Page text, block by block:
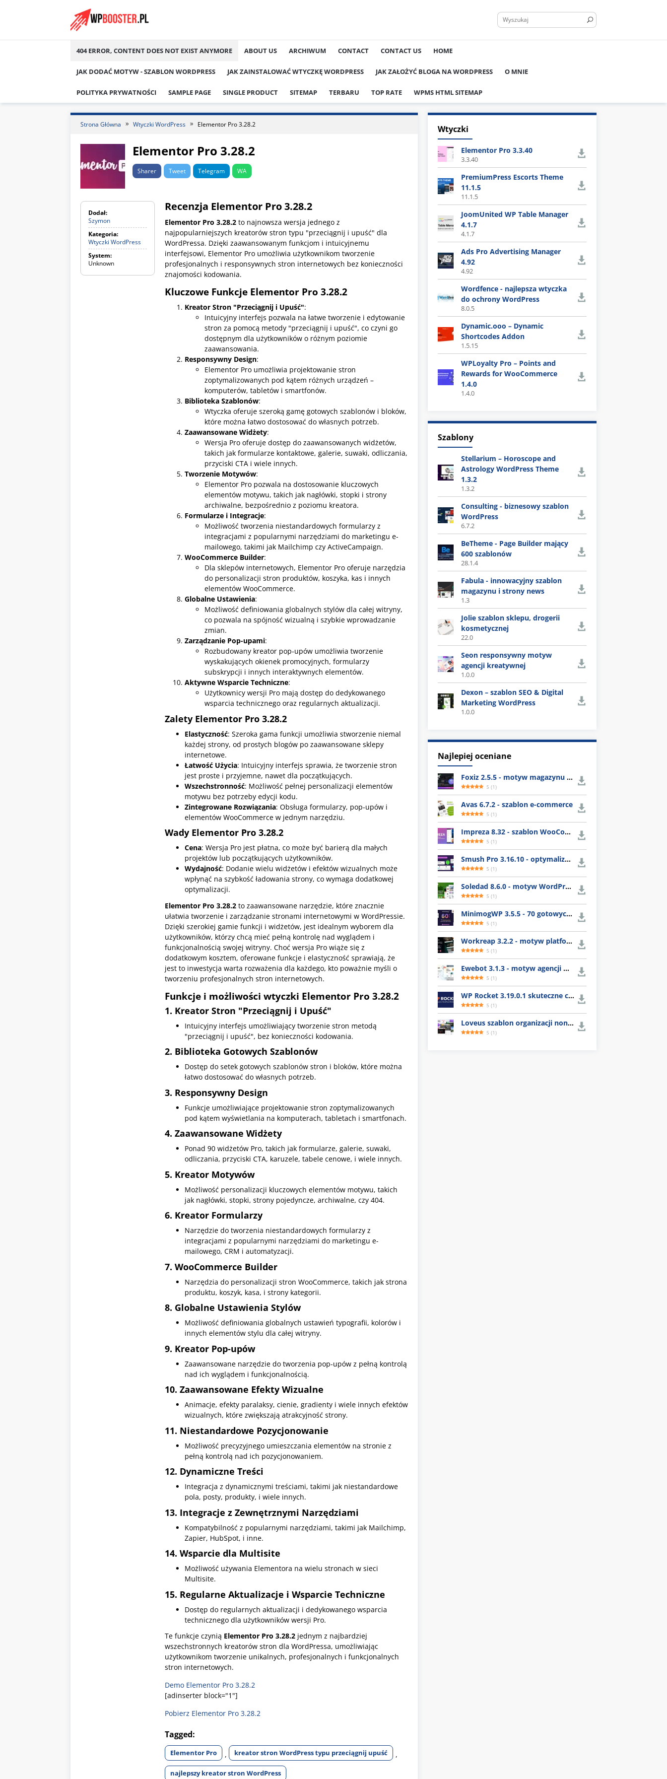
404 ERROR, CONTENT DOES NOT EXIST ANYMORE ABOUT US ARCHIWUM CONTACT CONTACT US HOME
JAK DODAĆ MOTYW - SZABLON WORDPRESS JAK ZAINSTALOWAĆ WTYCZKĘ WORDPRESS JAK ZAŁOŻYĆ BLOGA NA WORDPRESS O MNIE
POLITYKA PRYWATNOŚCI SAMPLE PAGE SINGLE PRODUCT SITEMAP TERBARU TOP RATE WPMS HTML SITEMAP
Strona Główna Wtyczki WordPress Elementor Pro 3.28.2
Elementor Pro 3.28.2
Sharer Tweet Telegram WA
Dodał:
Szymon
Kategoria:
Wtyczki WordPress
t
z
System:
Unknown
Recenzja Elementor Pro 3.28.2
Elementor Pro 3.28.2 to najnowsza wersja jednego z
najpopularniejszych kreatorów stron typu "przeciągnij i upuść" dla
WordPressa. Dzięki zaawansowanym funkcjom i intuicyjnemu
interfejsowi, Elementor Pro umożliwia użytkownikom tworzenie
profesjonalnych i responsywnych stron internetowych bez konieczności
znajomości kodowania.
Kluczowe Funkcje Elementor Pro 3.28.2
Kreator Stron "Przeciągnij i Upuść":
Intuicyjny interfejs pozwala na łatwe tworzenie i edytowanie
stron za pomocą metody "przeciągnij i upuść", co czyni go
dostępnym dla użytkowników o różnym poziomie
zaawansowania.
Responsywny Design:
Elementor Pro umożliwia projektowanie stron
zoptymalizowanych pod kątem różnych urządzeń –
komputerów, tabletów i smartfonów.
Biblioteka Szablonów:
Wtyczka oferuje szeroką gamę gotowych szablonów i bloków,
które można łatwo dostosować do własnych potrzeb.
Zaawansowane Widżety:
Wersja Pro oferuje dostęp do zaawansowanych widżetów,
takich jak formularze kontaktowe, galerie, suwaki, odliczania,
przyciski CTA i wiele innych.
Tworzenie Motywów:
Elementor Pro pozwala na dostosowanie kluczowych
elementów motywu, takich jak nagłówki, stopki i strony
archiwalne, bezpośrednio z poziomu kreatora.
Formularze i Integracje:
Możliwość tworzenia niestandardowych formularzy z
integracjami z popularnymi narzędziami do marketingu e-
mailowego, takimi jak Mailchimp czy ActiveCampaign.
WooCommerce Builder:
Dla sklepów internetowych, Elementor Pro oferuje narzędzia
do personalizacji stron produktów, koszyka, kas i innych
elementów WooCommerce.
Globalne Ustawienia:
Możliwość definiowania globalnych stylów dla całej witryny,
co pozwala na spójność wizualną i szybkie wprowadzanie
zmian.
Zarządzanie Pop-upami:
Rozbudowany kreator pop-upów umożliwia tworzenie
wyskakujących okienek promocyjnych, formularzy
subskrypcji i innych interaktywnych elementów.
Aktywne Wsparcie Techniczne:
Użytkownicy wersji Pro mają dostęp do dedykowanego
wsparcia technicznego oraz regularnych aktualizacji.
Zalety Elementor Pro 3.28.2
Elastyczność: Szeroka gama funkcji umożliwia stworzenie niemal
każdej strony, od prostych blogów po zaawansowane sklepy
internetowe.
Łatwość Użycia: Intuicyjny interfejs sprawia, że tworzenie stron
jest proste i przyjemne, nawet dla początkujących.
Wszechstronność: Możliwość pełnej personalizacji elementów
motywu bez potrzeby edycji kodu.
Zintegrowane Rozwiązania: Obsługa formularzy, pop-upów i
elementów WooCommerce w jednym narzędziu.
Wady Elementor Pro 3.28.2
Cena: Wersja Pro jest płatna, co może być barierą dla małych
projektów lub początkujących użytkowników.
Wydajność: Dodanie wielu widżetów i efektów wizualnych może
wpłynąć na szybkość ładowania strony, co wymaga dodatkowej
optymalizacji.
Elementor Pro 3.28.2 to zaawansowane narzędzie, które znacznie
ułatwia tworzenie i zarządzanie stronami internetowymi w WordPressie.
Dzięki szerokiej gamie funkcji i widżetów, jest idealnym wyborem dla
użytkowników, którzy chcą mieć pełną kontrolę nad wyglądem i
funkcjonalnością swojej witryny. Choć wersja Pro wiąże się z
dodatkowym kosztem, oferowane funkcje i elastyczność sprawiają, że
jest to inwestycja warta rozważenia dla każdego, kto poważnie myśli o
tworzeniu profesjonalnych stron internetowych.
Funkcje i możliwości wtyczki Elementor Pro 3.28.2
1. Kreator Stron "Przeciągnij i Upuść"
Intuicyjny interfejs umożliwiający tworzenie stron metodą
"przeciągnij i upuść", bez konieczności kodowania.
2. Biblioteka Gotowych Szablonów
Dostęp do setek gotowych szablonów stron i bloków, które można
łatwo dostosować do własnych potrzeb.
3. Responsywny Design
Funkcje umożliwiające projektowanie stron zoptymalizowanych
pod kątem wyświetlania na komputerach, tabletach i smartfonach.
4. Zaawansowane Widżety
Ponad 90 widżetów Pro, takich jak formularze, galerie, suwaki,
odliczania, przyciski CTA, karuzele, tabele cenowe, i wiele innych.
5. Kreator Motywów
Możliwość personalizacji kluczowych elementów motywu, takich
jak nagłówki, stopki, strony pojedyncze, archiwalne, czy 404.
6. Kreator Formularzy
Narzędzie do tworzenia niestandardowych formularzy z
integracjami z popularnymi narzędziami do marketingu e-
mailowego, CRM i automatyzacji.
7. WooCommerce Builder
Narzędzia do personalizacji stron WooCommerce, takich jak strona
produktu, koszyk, kasa, i strony kategorii.
8. Globalne Ustawienia Stylów
Możliwość definiowania globalnych ustawień typografii, kolorów i
innych elementów stylu dla całej witryny.
9. Kreator Pop-upów
Zaawansowane narzędzie do tworzenia pop-upów z pełną kontrolą
nad ich wyglądem i funkcjonalnością.
10. Zaawansowane Efekty Wizualne
Animacje, efekty paralaksy, cienie, gradienty i wiele innych efektów
wizualnych, które zwiększają atrakcyjność strony.
11. Niestandardowe Pozycjonowanie
Możliwość precyzyjnego umieszczania elementów na stronie z
pełną kontrolą nad ich pozycjonowaniem.
12. Dynamiczne Treści
Integracja z dynamicznymi treściami, takimi jak niestandardowe
pola, posty, produkty, i wiele innych.
13. Integracje z Zewnętrznymi Narzędziami
Kompatybilność z popularnymi narzędziami, takimi jak Mailchimp,
Zapier, HubSpot, i inne.
14. Wsparcie dla Multisite
Możliwość używania Elementora na wielu stronach w sieci
Multisite.
15. Regularne Aktualizacje i Wsparcie Techniczne
Dostęp do regularnych aktualizacji i dedykowanego wsparcia
technicznego dla użytkowników wersji Pro.
Te funkcje czynią Elementor Pro 3.28.2 jednym z najbardziej
wszechstronnych kreatorów stron dla WordPressa, umożliwiając
użytkownikom tworzenie unikalnych, profesjonalnych i funkcjonalnych
stron internetowych.
Demo Elementor Pro 3.28.2
[adinserter block="1"]
Pobierz Elementor Pro 3.28.2
Tagged:
Elementor Pro , kreator stron WordPress typu przeciągnij upuść ,
najlepszy kreator stron WordPress
Wtyczki
Elementor Pro 3.3.40
3.3.40
PremiumPress Escorts Theme
11.1.5
11.1.5
JoomUnited WP Table Manager
4.1.7
4.1.7
Ads Pro Advertising Manager
4.92
4.92
Wordfence - najlepsza wtyczka
do ochrony WordPress
8.0.5
Dynamic.ooo – Dynamic
Shortcodes Addon
1.5.15
WPLoyalty Pro – Points and
Rewards for WooCommerce
1.4.0
1.4.0
Szablony
Stellarium – Horoscope and
Astrology WordPress Theme
1.3.2
1.3.2
Consulting - biznesowy szablon
WordPress
6.7.2
BeTheme - Page Builder mający
600 szablonów
28.1.4
Fabula - innowacyjny szablon
magazynu i strony news
1.3
Jolie szablon sklepu, drogerii
kosmetycznej
22.0
Seon responsywny motyw
agencji kreatywnej
1.0.0
Dexon – szablon SEO & Digital
Marketing WordPress
1.0.0
Najlepiej oceniane
Foxiz 2.5.5 - motyw magazynu WordPress
5 (1)
Avas 6.7.2 - szablon e-commerce
5 (1)
Impreza 8.32 - szablon WooCommerce
5 (1)
Smush Pro 3.16.10 - optymalizacja obrazów WordPress
5 (1)
Soledad 8.6.0 - motyw WordPress z gotowymi układami
5 (1)
MinimogWP 3.5.5 - 70 gotowych szablonów e-commerce
5 (1)
Workreap 3.2.2 - motyw platformy dla freelancerów
5 (1)
Ewebot 3.1.3 - motyw agencji marketingowej
5 (1)
WP Rocket 3.19.0.1 skuteczne czyszczenie cache WordPress
5 (1)
Loveus szablon organizacji nonprofit
5 (1)